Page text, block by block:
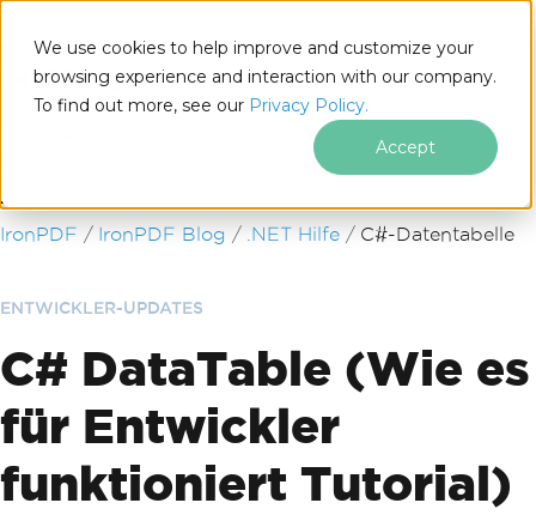
We use cookies to help improve and customize your
browsing experience and interaction with our company.
To find out more, see our Privacy Policy.
Accept
Zum Fußzeileninhalt springen
IronPDF IronPDF Blog .NET Hilfe C#-Datentabelle
ENTWICKLER-UPDATES
C# DataTable (Wie es
für Entwickler
funktioniert Tutorial)